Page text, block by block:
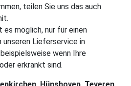
teilen Sie uns das auch
möglich, nur für einen
Lieferservice in
wenn Ihre
erkrankt sind.